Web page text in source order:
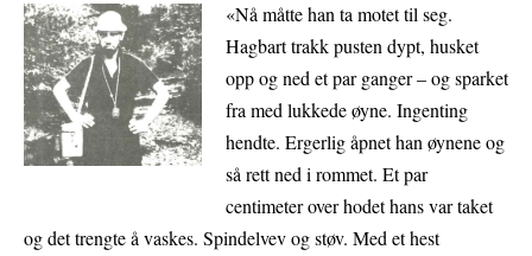
«Nå måtte han ta motet til seg.
Hagbart trakk pusten dypt, husket
opp og ned et par ganger – og sparket
fra med lukkede øyne. Ingenting
hendte. Ergerlig åpnet han øynene og
så rett ned i rommet. Et par
centimeter over hodet hans var taket
og det trengte å vaskes. Spindelvev og støv. Med et hest